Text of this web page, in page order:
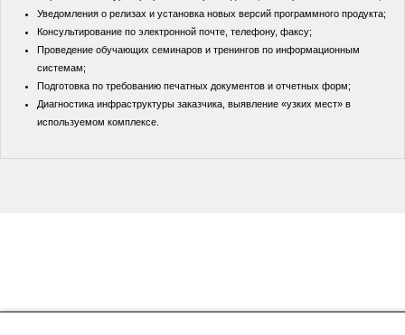
Уведомления о релизах и установка новых версий программного продукта;
Консультирование по электронной почте, телефону, факсу;
Проведение обучающих семинаров и тренингов по информационным
системам;
Подготовка по требованию печатных документов и отчетных форм;
Диагностика инфраструктуры заказчика, выявление «узких мест» в
используемом комплексе.